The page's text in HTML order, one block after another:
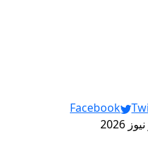
Facebook